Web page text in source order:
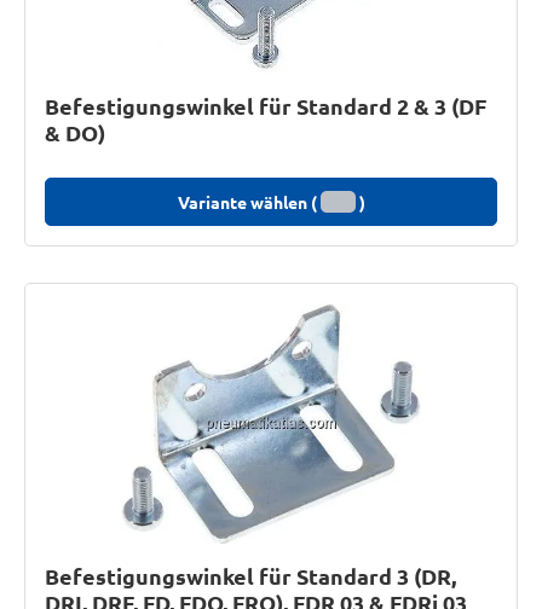
Befestigungswinkel für Standard 2 & 3 (DF
& DO)
Variante wählen ( )
Befestigungswinkel für Standard 3 (DR,
DRI, DRF, FD, FDO, FRO), FDR 03 & FDRi 03